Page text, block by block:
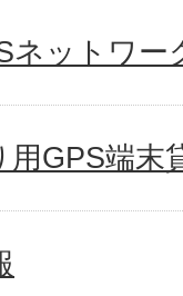
ネットワー
GPS端末